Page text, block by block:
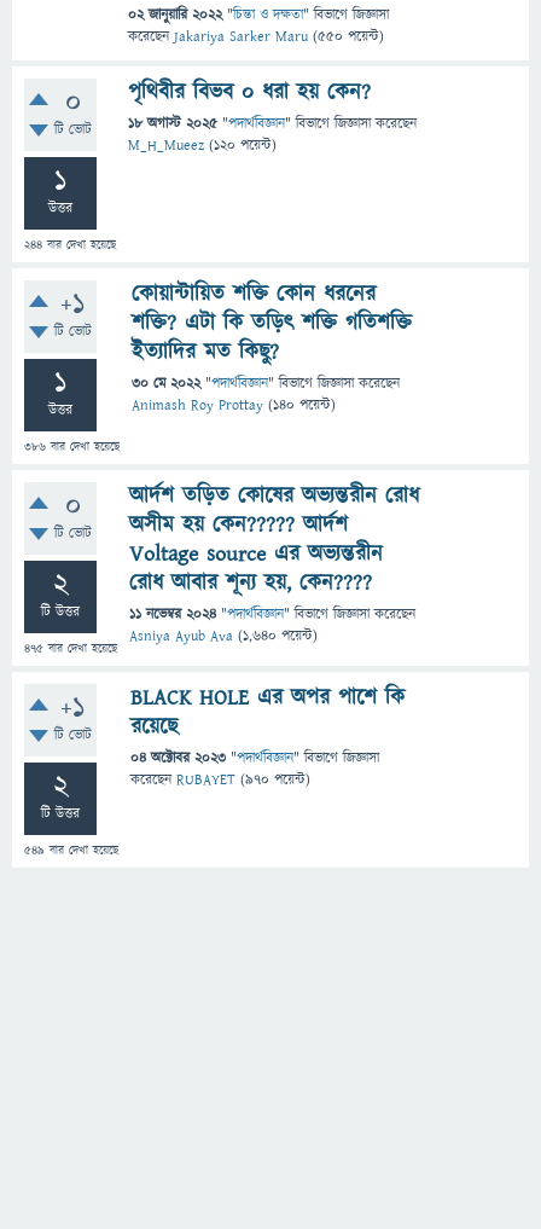
02 জানুয়ারি 2022 "চিন্তা ও দক্ষতা" বিভাগে জিজ্ঞাসা
করেছেনJakariya Sarker Maru (550 পয়েন্ট)
0
টি ভোট
1
উত্তর
244 বার দেখা হয়েছে
পৃথিবীর বিভব ০ ধরা হয় কেন?
18 অগাস্ট 2025 "পদার্থবিজ্ঞান" বিভাগে জিজ্ঞাসাকরেছেন
M_H_Mueez (120 পয়েন্ট)
+1
টি ভোট
1
উত্তর
386 বার দেখা হয়েছে
কোয়ান্টায়িত শক্তি কোন ধরনের
শক্তি? এটা কি তড়িৎ শক্তি গতিশক্তি
ইত্যাদির মত কিছু?
30 মে 2022 "পদার্থবিজ্ঞান" বিভাগে জিজ্ঞাসাকরেছেন
Animash Roy Prottay (140 পয়েন্ট)
0
টি ভোট
2
টি উত্তর
475 বার দেখা হয়েছে
আর্দশ তড়িত কোষের অভ্যন্তরীন রোধ
অসীম হয় কেন????? আর্দশ
Voltage source এর অভ্যন্তরীন
রোধ আবার শূন্য হয়, কেন????
11 নভেম্বর 2024 "পদার্থবিজ্ঞান" বিভাগে জিজ্ঞাসাকরেছেন
Asniya Ayub Ava (1,640 পয়েন্ট)
+1
টি ভোট
2
টি উত্তর
549 বার দেখা হয়েছে
BLACK HOLE এর অপর পাশে কি
রয়েছে
04 অক্টোবর 2023 "পদার্থবিজ্ঞান" বিভাগে জিজ্ঞাসা
করেছেনRUBAYET (970 পয়েন্ট)